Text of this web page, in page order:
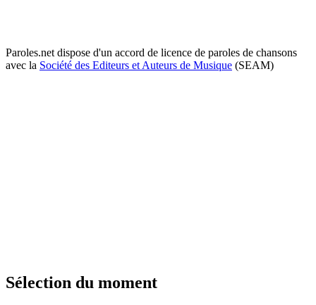
Paroles.net dispose d'un accord de licence de paroles de chansons
avec la Société des Editeurs et Auteurs de Musique (SEAM)
Sélection du moment